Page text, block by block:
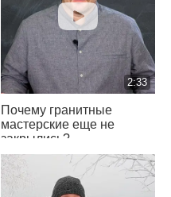
2:33
Почему гранитные
мастерские еще не
закрылись?